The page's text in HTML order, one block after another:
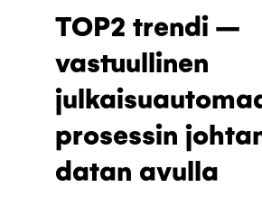
TOP2 trendi –
vastuullinen
prosessin
datan avulla